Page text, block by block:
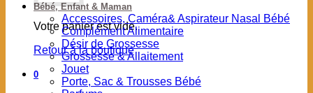
Votre panier est vide.
Retour à la boutique
0
Bébé, Enfant & Maman
Accessoires, Caméra& Aspirateur Nasal Bébé
Complément Alimentaire
Désir de Grossesse
Grossesse & Allaitement
Jouet
Porte, Sac & Trousses Bébé